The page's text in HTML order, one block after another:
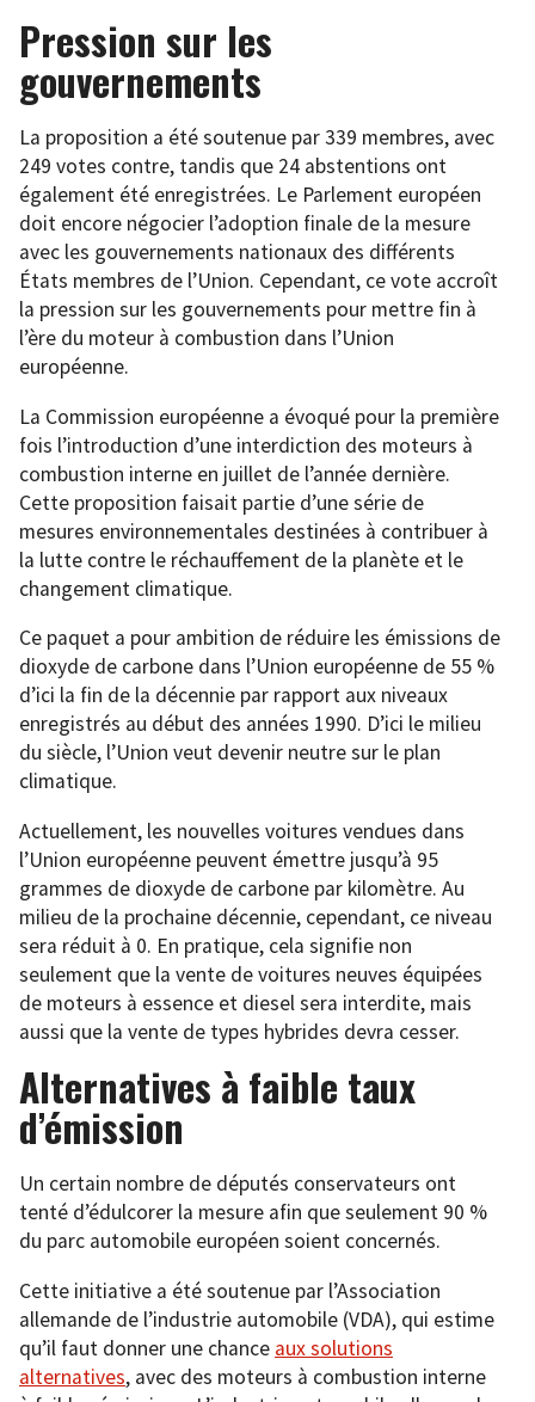
Pression sur les
gouvernements
La proposition a été soutenue par 339 membres, avec
249 votes contre, tandis que 24 abstentions ont
également été enregistrées. Le Parlement européen
doit encore négocier l’adoption finale de la mesure
avec les gouvernements nationaux des différents
États membres de l’Union. Cependant, ce vote accroît
la pression sur les gouvernements pour mettre fin à
l’ère du moteur à combustion dans l’Union
européenne.
La Commission européenne a évoqué pour la première
fois l’introduction d’une interdiction des moteurs à
combustion interne en juillet de l’année dernière.
Cette proposition faisait partie d’une série de
mesures environnementales destinées à contribuer à
la lutte contre le réchauffement de la planète et le
changement climatique.
Ce paquet a pour ambition de réduire les émissions de
dioxyde de carbone dans l’Union européenne de 55 %
d’ici la fin de la décennie par rapport aux niveaux
enregistrés au début des années 1990. D’ici le milieu
du siècle, l’Union veut devenir neutre sur le plan
climatique.
Actuellement, les nouvelles voitures vendues dans
l’Union européenne peuvent émettre jusqu’à 95
grammes de dioxyde de carbone par kilomètre. Au
milieu de la prochaine décennie, cependant, ce niveau
sera réduit à 0. En pratique, cela signifie non
seulement que la vente de voitures neuves équipées
de moteurs à essence et diesel sera interdite, mais
aussi que la vente de types hybrides devra cesser.
Alternatives à faible taux
d’émission
Un certain nombre de députés conservateurs ont
tenté d’édulcorer la mesure afin que seulement 90 %
du parc automobile européen soient concernés.
Cette initiative a été soutenue par l’Association
allemande de l’industrie automobile (VDA), qui estime
qu’il faut donner une chance aux solutions
alternatives, avec des moteurs à combustion interne